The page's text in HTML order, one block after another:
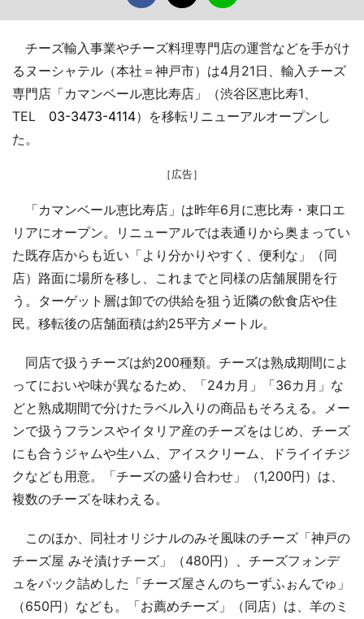
チーズ輸入事業やチーズ料理専門店の運営などを手がけ
るヌーシャテル（本社＝神戸市）は4月21日、輸入チーズ
専門店「カマンベール恵比寿店」（渋谷区恵比寿1、
TEL 03-3473-4114）を移転リニューアルオープンし
た。
［広告］
「カマンベール恵比寿店」は昨年6月に恵比寿・東口エ
リアにオープン。リニューアルでは表通りから奥まってい
た既存店からも近い「より分かりやすく、便利な」（同
店）路面に場所を移し、これまでと同様の店舗展開を行
う。ターゲット層は卸での供給を狙う近隣の飲食店や住
民。移転後の店舗面積は約25平方メートル。
同店で扱うチーズは約200種類。チーズは熟成期間によ
ってにおいや味が異なるため、「24カ月」「36カ月」な
どと熟成期間で分けたラベル入りの商品もそろえる。メー
ンで扱うフランスやイタリア産のチーズをはじめ、チーズ
にも合うジャムや生ハム、アイスクリーム、ドライイチジ
クなども用意。「チーズの盛り合わせ」（1,200円）は、
複数のチーズを味わえる。
このほか、同社オリジナルのみそ風味のチーズ「神戸の
チーズ屋 みそ漬けチーズ」（480円）、チーズフォンデ
ュをパック詰めした「チーズ屋さんのちーずふぉんでゅ」
（650円）なども。「お薦めチーズ」（同店）は、羊のミ